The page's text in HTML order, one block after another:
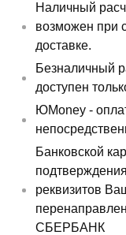
Наличный
возможен при
доставке.
Безналичный
доступен
ЮMoney -
Банковской
реквизитов
СБЕРБАНК